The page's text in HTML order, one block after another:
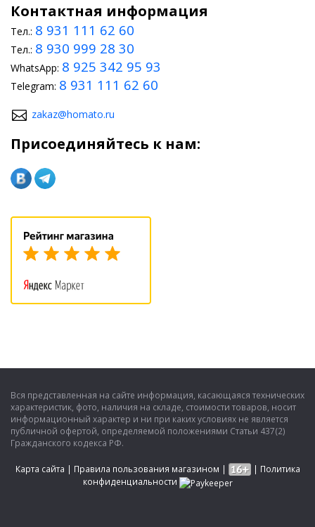
Контактная информация
Тел.: 8 931 111 62 60
Тел.: 8 930 999 28 30
WhatsApp: 8 925 342 95 93
Telegram: 8 931 111 62 60
zakaz@homato.ru
Присоединяйтесь к нам:
Вся представленная на сайте информация, касающаяся технических
характеристик, фото, наличия на складе, стоимости товаров, носит
информационный характер и ни при каких условиях не является
публичной офертой, определяемой положениями Статьи 437(2)
Гражданского кодекса РФ.
Карта сайта | Правила пользования магазином | | Политика
конфиденциальности